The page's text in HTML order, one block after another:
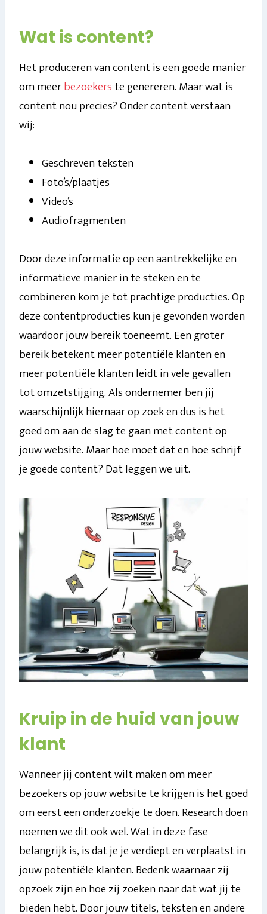
Wat is content?
Het produceren van content is een goede manier
om meerbezoekerste genereren. Maar wat is
content nou precies? Onder content verstaan
wij:
Geschreven teksten
Foto’s/plaatjes
Video’s
Audiofragmenten
Door deze informatie op een aantrekkelijke en
informatieve manier in te steken en te
combineren kom je tot prachtige producties. Op
deze contentproducties kun je gevonden worden
waardoor jouw bereik toeneemt. Een groter
bereik betekent meer potentiële klanten en
meer potentiële klanten leidt in vele gevallen
tot omzetstijging. Als ondernemer ben jij
waarschijnlijk hiernaar op zoek en dus is het
goed om aan de slag te gaan met content op
jouw website. Maar hoe moet dat en hoe schrijf
je goede content? Dat leggen we uit.
Kruip in de huid van jouw
klant
Wanneer jij content wilt maken om meer
bezoekers op jouw website te krijgen is het goed
om eerst een onderzoekje te doen. Research doen
noemen we dit ook wel. Wat in deze fase
belangrijk is, is dat je je verdiept en verplaatst in
jouw potentiële klanten. Bedenk waarnaar zij
opzoek zijn en hoe zij zoeken naar dat wat jij te
bieden hebt. Door jouw titels, teksten en andere